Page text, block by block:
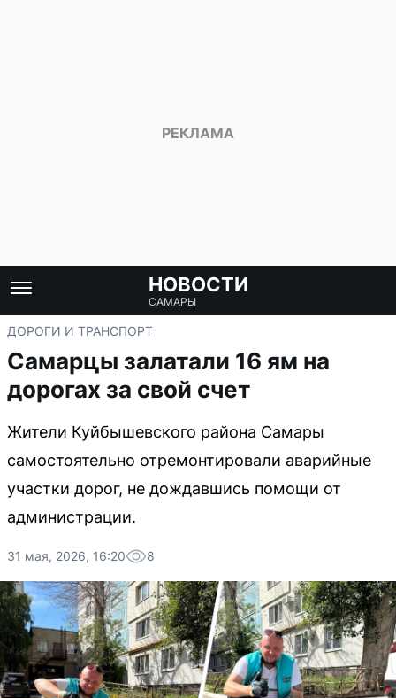
НОВОСТИ
САМАРЫ
ДОРОГИ И ТРАНСПОРТ
Самарцы залатали 16 ям на
дорогах за свой счет
Жители Куйбышевского района Самары
самостоятельно отремонтировали аварийные
участки дорог, не дождавшись помощи от
администрации.
31 мая, 2026, 16:20 8